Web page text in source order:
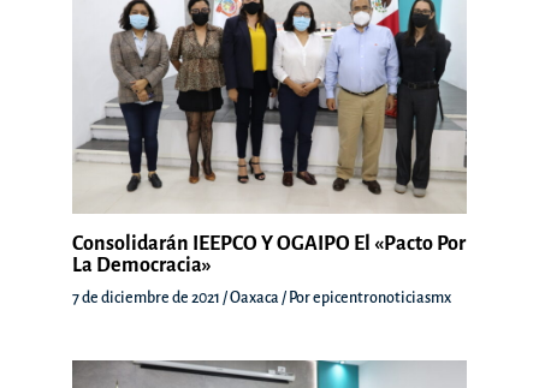
Consolidarán IEEPCO Y OGAIPO El «Pacto Por
La Democracia»
7 de diciembre de 2021 /Oaxaca / Porepicentronoticiasmx